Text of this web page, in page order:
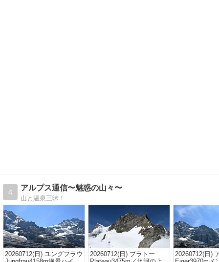
4
アルプス通信〜魅惑の山々〜
山と温泉三昧！
20260712(日) ユングフラウ
20260712(日) プラトー
20260712(日)